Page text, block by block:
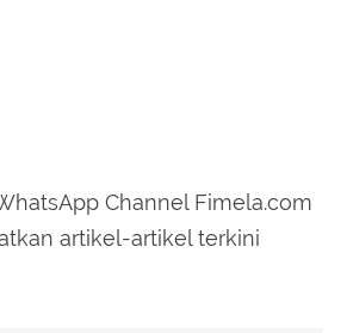
Channel Fimela.com
artikel-artikel terkini